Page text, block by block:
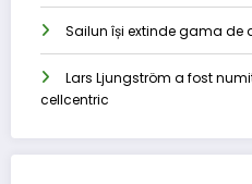
Sailun își extinde gama de
Lars Ljungström a fost
cellcentric